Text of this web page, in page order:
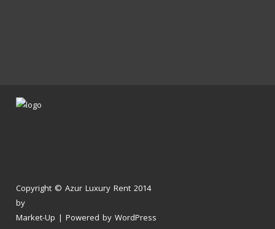
Copyright © Azur Luxury Rent 2014
by
Market-Up | Powered by WordPress